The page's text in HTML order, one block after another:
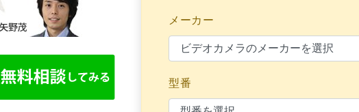
メーカー
型番